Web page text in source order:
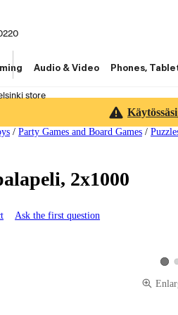
store
Audio & Video Phones,
/ Party Games and Board Games /
2x1000
Ask the first question